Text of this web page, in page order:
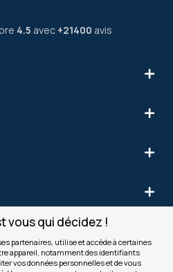
vous qui décidez !
partenaires, utilise et accède à certaines
appareil, notamment des identifiants
vos données personnelles et de vous
4.5 avec +21400 avis
COMMERCIALES
Valider